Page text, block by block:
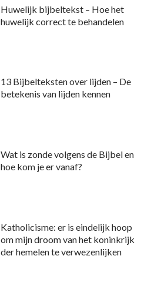
Huwelijk bijbeltekst – Hoe het
huwelijk correct te behandelen
13 Bijbelteksten over lijden – De
betekenis van lijden kennen
Wat is zonde volgens de Bijbel en
hoe kom je er vanaf?
Katholicisme: er is eindelijk hoop
om mijn droom van het koninkrijk
der hemelen te verwezenlijken